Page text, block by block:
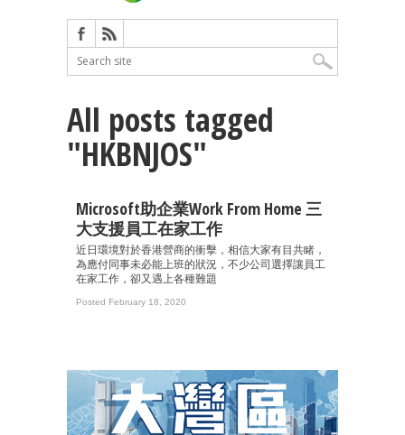
All posts tagged
"HKBNJOS"
Microsoft助企業Work From Home 三
大支援員工在家工作
近日環境對於香港營商的衝擊，相信大家有目共睹，
為應付同事未必能上班的狀況，不少公司選擇讓員工
在家工作，卻又遇上各種難題
Posted February 18, 2020